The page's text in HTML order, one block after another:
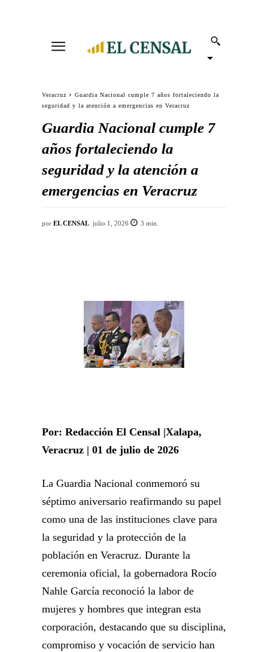
Veracruz
Guardia Nacional cumple 7 años fortaleciendo la
seguridad y la atención a emergencias en Veracruz
Guardia Nacional cumple 7
años fortaleciendo la
seguridad y la atención a
emergencias en Veracruz
por EL CENSAL julio 1, 2026 3 min.
Por: Redacción El Censal |Xalapa,
Veracruz | 01 de julio de 2026
La Guardia Nacional conmemoró su
séptimo aniversario reafirmando su papel
como una de las instituciones clave para
la seguridad y la protección de la
población en Veracruz. Durante la
ceremonia oficial, la gobernadora Rocío
Nahle García reconoció la labor de
mujeres y hombres que integran esta
corporación, destacando que su disciplina,
compromiso y vocación de servicio han